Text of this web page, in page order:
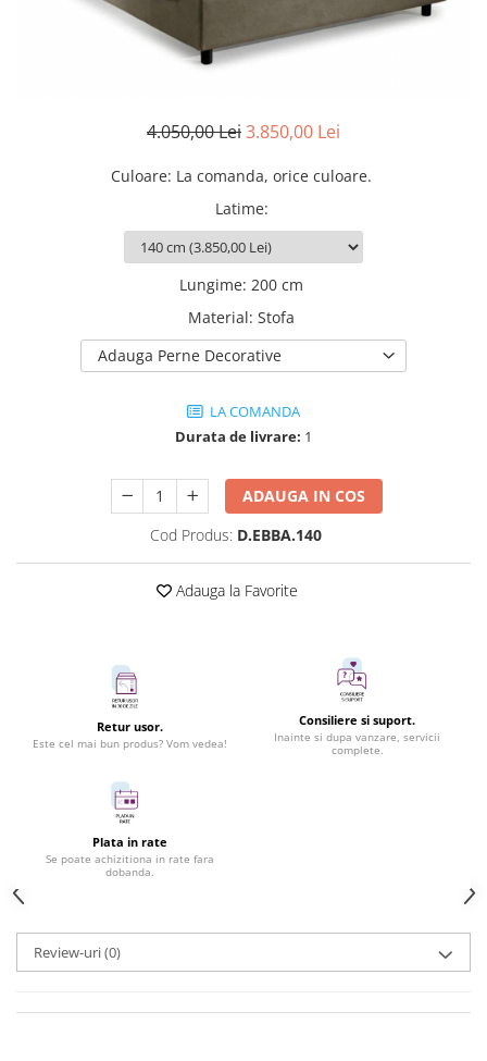
4.050,00 Lei3.850,00 Lei
Culoare: La comanda, orice culoare.
Latime:
Lungime: 200 cm
Material: Stofa
Adauga Perne Decorative
LA COMANDA
Durata de livrare: 1
ADAUGA IN COS
Cod Produs: D.EBBA.140
Adauga la Favorite
Retur usor.
Este cel mai bun produs? Vom vedea!
Consiliere si suport.
Inainte si dupa vanzare, servicii
complete.
Plata in rate
Se poate achizitiona in rate fara
dobanda.
Review-uri(0)